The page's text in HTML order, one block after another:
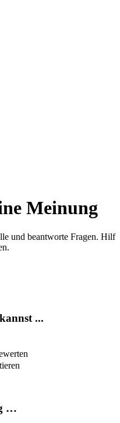
Meinung
und beantworte Fragen. Hilf
...
…